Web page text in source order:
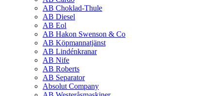
AB Choklad-Thule
AB Diesel
AB Eol
AB Hakon Swenson & Co
AB Köpmannatjänst
AB Lindénkranar
AB Nife
AB Roberts
AB Separator
Absolut Company